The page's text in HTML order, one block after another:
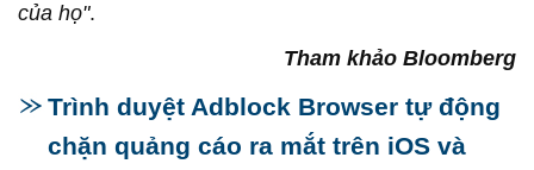
của họ".
Tham khảo Bloomberg
Trình duyệt Adblock Browser tự động
chặn quảng cáo ra mắt trên iOS và